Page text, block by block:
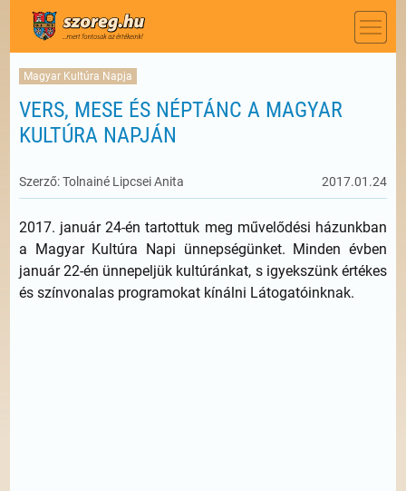
Magyar Kultúra Napja
VERS, MESE ÉS NÉPTÁNC A MAGYAR
KULTÚRA NAPJÁN
Szerző: Tolnainé Lipcsei Anita 2017.01.24
2017. január 24-én tartottuk meg művelődési házunkban
a Magyar Kultúra Napi ünnepségünket. Minden évben
január 22-én ünnepeljük kultúránkat, s igyekszünk értékes
és színvonalas programokat kínálni Látogatóinknak.